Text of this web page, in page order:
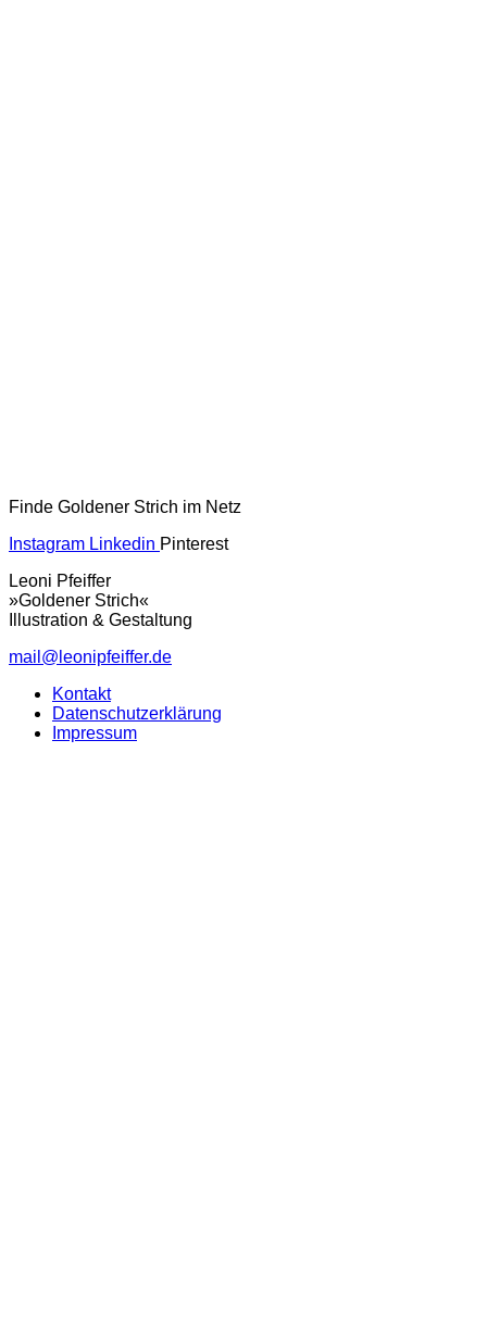
Finde Goldener Strich im Netz
Instagram Linkedin Pinterest
Leoni Pfeiffer
»Goldener Strich«
Illustration & Gestaltung
mail@leonipfeiffer.de
Kontakt
Datenschutzerklärung
Impressum